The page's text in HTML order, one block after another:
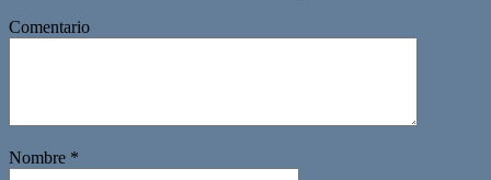
Comentario
Nombre *